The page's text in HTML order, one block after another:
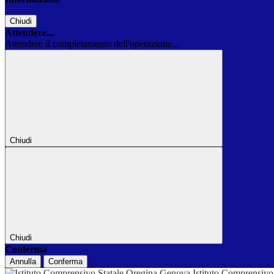
Chiudi
Attendere...
Attendere il completamento dell'operazione...
Chiudi
Chiudi
Conferma
Annulla Conferma